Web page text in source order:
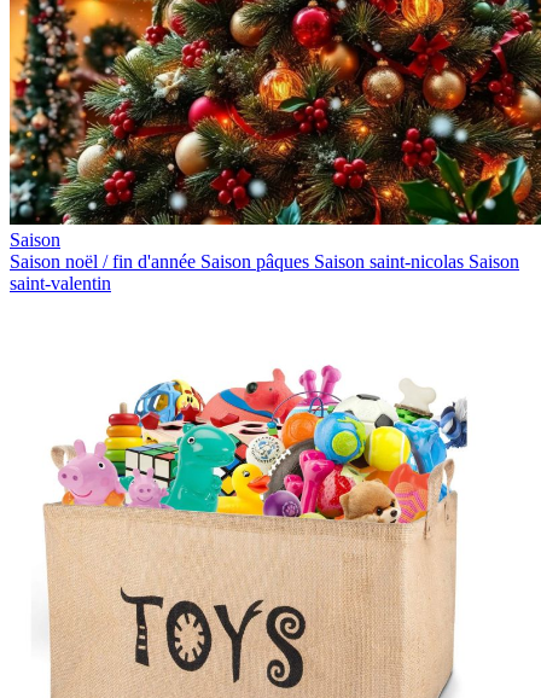
Saison
Saison noël / fin d'année Saison pâques Saison saint-nicolas Saison
saint-valentin